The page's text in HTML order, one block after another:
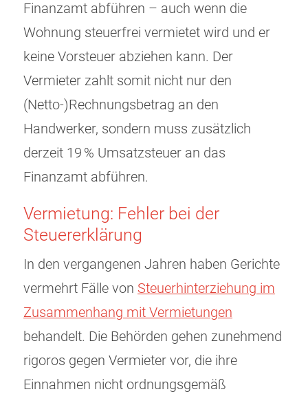
Finanzamt abführen – auch wenn die
Wohnung steuerfrei vermietet wird und er
keine Vorsteuer abziehen kann. Der
Vermieter zahlt somit nicht nur den
(Netto-)Rechnungsbetrag an den
Handwerker, sondern muss zusätzlich
derzeit 19 % Umsatzsteuer an das
Finanzamt abführen.
Vermietung: Fehler bei der
Steuererklärung
In den vergangenen Jahren haben Gerichte
vermehrt Fälle von Steuerhinterziehung im
Zusammenhang mit Vermietungen
behandelt. Die Behörden gehen zunehmend
rigoros gegen Vermieter vor, die ihre
Einnahmen nicht ordnungsgemäß